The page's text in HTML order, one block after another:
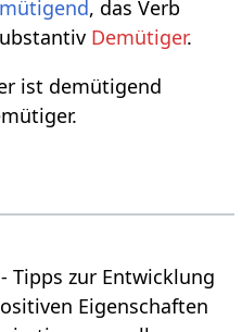
, das Verb
Demütiger.
ist demütigend
- Tipps zur Entwicklung
Eigenschaften